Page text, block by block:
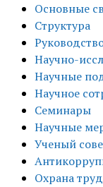
Основные
Структура
Научно-
Научные
Научное
Семинары
Научные
Ученый
Охрана